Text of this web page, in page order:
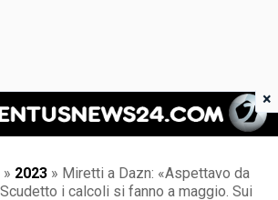
Juventus News 24
» 2023 » Miretti a Dazn: «Aspettavo da
i calcoli si fanno a maggio. Sui
×